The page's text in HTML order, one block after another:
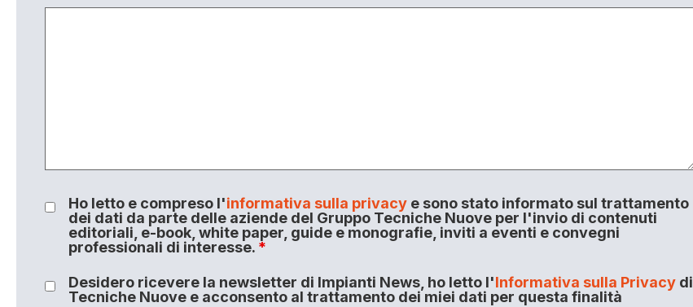
Ho letto e compreso l'informativa sulla privacye sono stato informato sul trattamento
dei dati da parte delle aziende del Gruppo Tecniche Nuove per l'invio di contenuti
editoriali, e-book, white paper, guide e monografie, inviti a eventi e convegni
professionali di interesse. *
Desidero ricevere la newsletter di Impianti News, ho letto l'Informativa sulla Privacydi
Tecniche Nuove e acconsento al trattamento dei miei dati per questa finalità